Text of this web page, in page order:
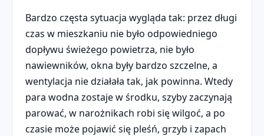
Bardzo częsta sytuacja wygląda tak: przez długi
czas w mieszkaniu nie było odpowiedniego
dopływu świeżego powietrza, nie było
nawiewników, okna były bardzo szczelne, a
wentylacja nie działała tak, jak powinna. Wtedy
para wodna zostaje w środku, szyby zaczynają
parować, w narożnikach robi się wilgoć, a po
czasie może pojawić się pleśń, grzyb i zapach